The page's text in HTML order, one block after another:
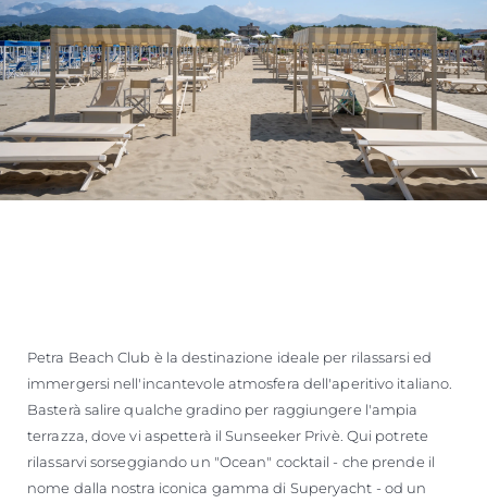
Petra Beach Club è la destinazione ideale per rilassarsi ed
immergersi nell'incantevole atmosfera dell'aperitivo italiano.
Basterà salire qualche gradino per raggiungere l'ampia
terrazza, dove vi aspetterà il Sunseeker Privè. Qui potrete
rilassarvi sorseggiando un "Ocean" cocktail - che prende il
nome dalla nostra iconica gamma di Superyacht - od un